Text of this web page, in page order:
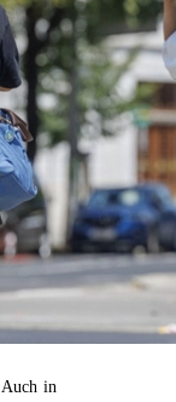
Auch in